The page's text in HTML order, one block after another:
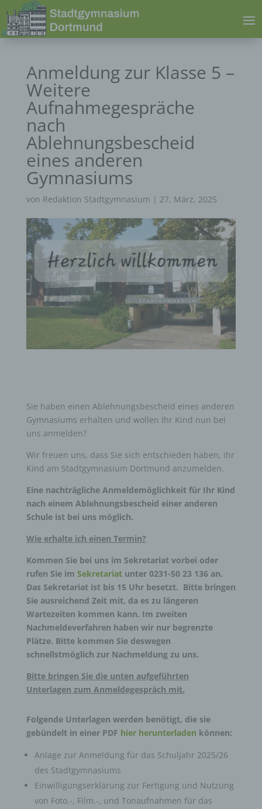
Anmeldung zur Klasse 5 –
Weitere
Aufnahmegespräche
nach
Ablehnungsbescheid
eines anderen
Gymnasiums
von Redaktion Stadtgymnasium | 27, März, 2025
Sie haben einen Ablehnungsbescheid eines anderen
Gymnasiums erhalten und wollen Ihr Kind nun bei
uns anmelden?
Wir freuen uns, dass Sie sich entschieden haben, ihr
Kind am Stadtgymnasium Dortmund anzumelden.
Eine nachträgliche Anmeldemöglichkeit für Ihr Kind
nach einem Ablehnungsbescheid einer anderen
Schule ist bei uns möglich.
Wie erhalte ich einen Termin?
Kommen Sie bei uns im Sekretariat vorbei oder
rufen Sie im Sekretariatunter 0231-50 23 136 an.
Das Sekretariat ist bis 15 Uhr besetzt. Bitte bringen
Sie ausreichend Zeit mit, da es zu längeren
Wartezeiten kommen kann. Im zweiten
Nachmeldeverfahren haben wir nur begrenzte
Plätze. Bitte kommen Sie deswegen
schnellstmöglich zur Nachmeldung zu uns.
Bitte bringen Sie die unten aufgeführten
Unterlagen zum Anmeldegespräch mit.
Folgende Unterlagen werden benötigt, die sie
gebündelt in einer PDF hier herunterladen können:
Anlage zur Anmeldung für das Schuljahr 2025/26
des Stadtgymnasiums
Einwilligungserklärung zur Fertigung und Nutzung
von Foto.-, Film.-, und Tonaufnahmen für das